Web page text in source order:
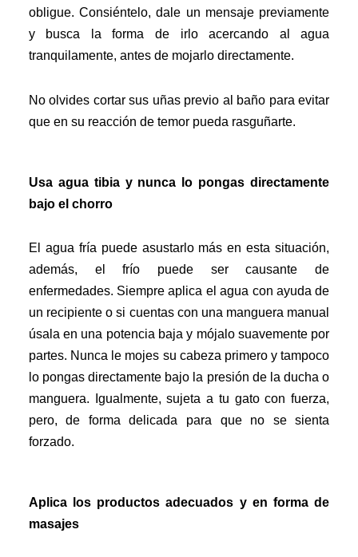
obligue. Consiéntelo, dale un mensaje previamente
y busca la forma de irlo acercando al agua
tranquilamente, antes de mojarlo directamente.
No olvides cortar sus uñas previo al baño para evitar
que en su reacción de temor pueda rasguñarte.
Usa agua tibia y nunca lo pongas directamente
bajo el chorro
El agua fría puede asustarlo más en esta situación,
además, el frío puede ser causante de
enfermedades. Siempre aplica el agua con ayuda de
un recipiente o si cuentas con una manguera manual
úsala en una potencia baja y mójalo suavemente por
partes. Nunca le mojes su cabeza primero y tampoco
lo pongas directamente bajo la presión de la ducha o
manguera. Igualmente, sujeta a tu gato con fuerza,
pero, de forma delicada para que no se sienta
forzado.
Aplica los productos adecuados y en forma de
masajes